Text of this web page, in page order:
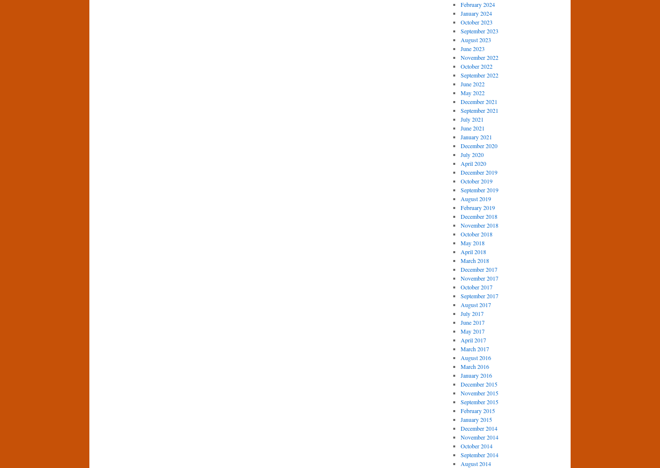
February 2024
January 2024
October 2023
September 2023
August 2023
June 2023
November 2022
October 2022
September 2022
June 2022
May 2022
December 2021
September 2021
July 2021
June 2021
January 2021
December 2020
July 2020
April 2020
December 2019
October 2019
September 2019
August 2019
February 2019
December 2018
November 2018
October 2018
May 2018
April 2018
March 2018
December 2017
November 2017
October 2017
September 2017
August 2017
July 2017
June 2017
May 2017
April 2017
March 2017
August 2016
March 2016
January 2016
December 2015
November 2015
September 2015
February 2015
January 2015
December 2014
November 2014
October 2014
September 2014
August 2014